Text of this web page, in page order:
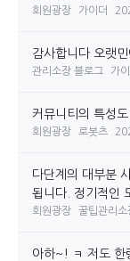
회원광장 가이더
감사합니다 오랫
관리소장 블로그 가
커뮤니티의 특성
회원광장 로봇츠
다단계의 대부분
됩니다. 정기적인
회원광장 꿀팁관리소
아하~! ㅋ 저도 한